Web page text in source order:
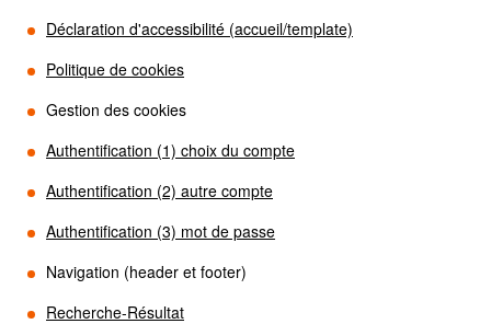
Déclaration d'accessibilité (accueil/template)
Politique de cookies
Gestion des cookies
Authentification (1) choix du compte
Authentification (2) autre compte
Authentification (3) mot de passe
Navigation (header et footer)
Recherche-Résultat